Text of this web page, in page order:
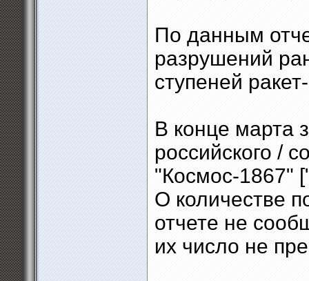
По данным
разрушений
ступеней
В конце марта
российского /
"Космос-1867"
О количестве
отчете не
их число не